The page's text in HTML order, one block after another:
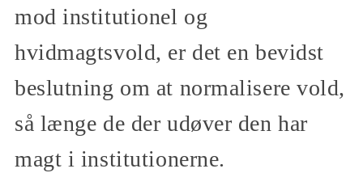
mod institutionel og
hvidmagtsvold, er det en bevidst
beslutning om at normalisere vold,
så længe de der udøver den har
magt i institutionerne.